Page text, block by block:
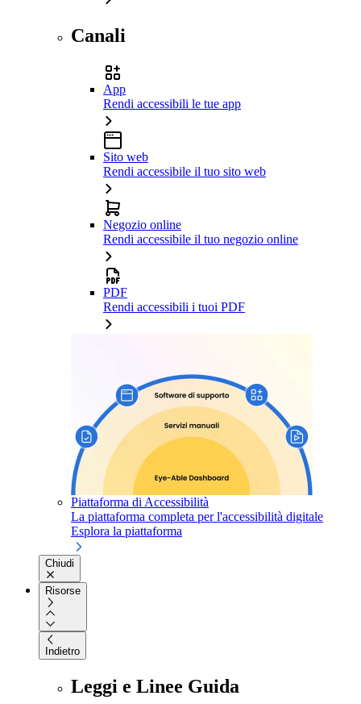
Canali
App
Rendi accessibili le tue app
Sito web
Rendi accessibile il tuo sito web
Negozio online
Rendi accessibile il tuo negozio online
PDF
Rendi accessibili i tuoi PDF
Piattaforma di Accessibilità
La piattaforma completa per l'accessibilità digitale
Esplora la piattaforma
Chiudi
Risorse
Indietro
Leggi e Linee Guida